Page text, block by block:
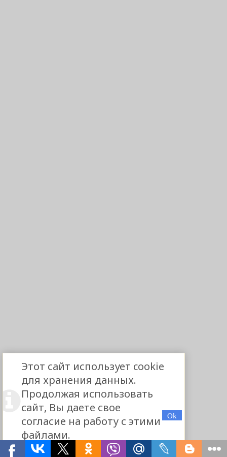
Этот сайт использует cookie
для хранения данных.
Продолжая использовать
сайт, Вы даете свое
согласие на работу с этими
файлами.